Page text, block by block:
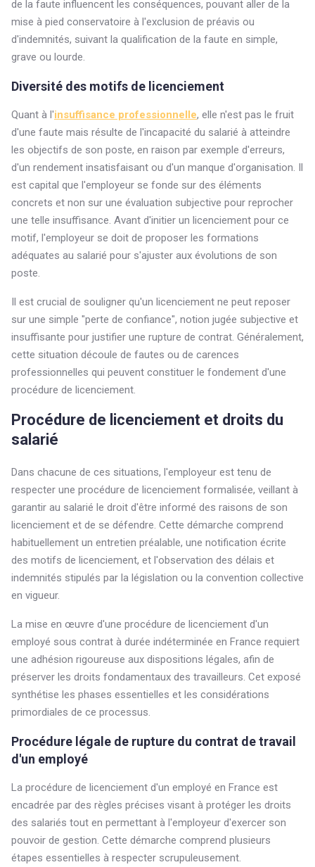
de la faute influencent les conséquences, pouvant aller de la
mise à pied conservatoire à l'exclusion de préavis ou
d'indemnités, suivant la qualification de la faute en simple,
grave ou lourde.
Diversité des motifs de licenciement
Quant à l'insuffisance professionnelle, elle n'est pas le fruit
d'une faute mais résulte de l'incapacité du salarié à atteindre
les objectifs de son poste, en raison par exemple d'erreurs,
d'un rendement insatisfaisant ou d'un manque d'organisation. Il
est capital que l'employeur se fonde sur des éléments
concrets et non sur une évaluation subjective pour reprocher
une telle insuffisance. Avant d'initier un licenciement pour ce
motif, l'employeur se doit de proposer les formations
adéquates au salarié pour s'ajuster aux évolutions de son
poste.
Il est crucial de souligner qu'un licenciement ne peut reposer
sur une simple "perte de confiance", notion jugée subjective et
insuffisante pour justifier une rupture de contrat. Généralement,
cette situation découle de fautes ou de carences
professionnelles qui peuvent constituer le fondement d'une
procédure de licenciement.
Procédure de licenciement et droits du
salarié
Dans chacune de ces situations, l'employeur est tenu de
respecter une procédure de licenciement formalisée, veillant à
garantir au salarié le droit d'être informé des raisons de son
licenciement et de se défendre. Cette démarche comprend
habituellement un entretien préalable, une notification écrite
des motifs de licenciement, et l'observation des délais et
indemnités stipulés par la législation ou la convention collective
en vigueur.
La mise en œuvre d'une procédure de licenciement d'un
employé sous contrat à durée indéterminée en France requiert
une adhésion rigoureuse aux dispositions légales, afin de
préserver les droits fondamentaux des travailleurs. Cet exposé
synthétise les phases essentielles et les considérations
primordiales de ce processus.
Procédure légale de rupture du contrat de travail
d'un employé
La procédure de licenciement d'un employé en France est
encadrée par des règles précises visant à protéger les droits
des salariés tout en permettant à l'employeur d'exercer son
pouvoir de gestion. Cette démarche comprend plusieurs
étapes essentielles à respecter scrupuleusement.